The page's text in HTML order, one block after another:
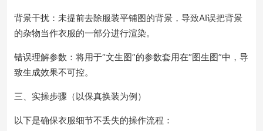
背景干扰：未提前去除服装平铺图的背景，导致AI误把背景
的杂物当作衣服的一部分进行渲染。
错误理解参数：将用于“文生图”的参数套用在“图生图”中，导
致生成效果不可控。
三、实操步骤（以保真换装为例）
以下是确保衣服细节不丢失的操作流程：